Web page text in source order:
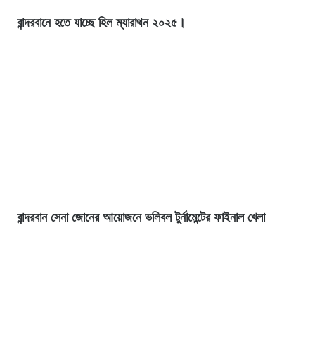
বান্দরবানে হতে যাচ্ছে হিল ম্যারাথন ২০২৫।
বান্দরবান সেনা জোনের আয়োজনে ভলিবল টুর্নামেন্টের ফাইনাল খেলা